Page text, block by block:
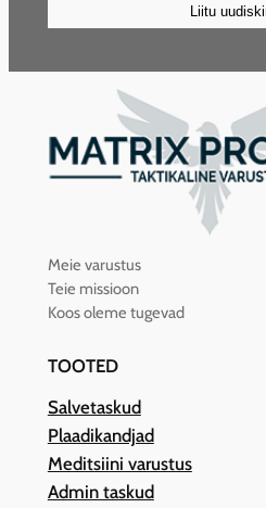
Liitu
Meie varustus
Teie missioon
Koos oleme tugevad
TOOTED
Salvetaskud
Plaadikandjad
Meditsiini varustus
Admin taskud